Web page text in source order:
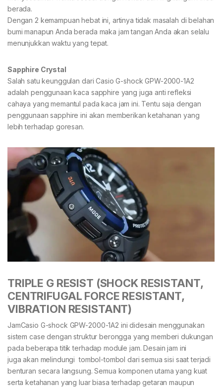
berada.
Dengan 2 kemampuan hebat ini, artinya tidak masalah di belahan
bumi manapun Anda berada maka jam tangan Anda akan selalu
menunjukkan waktu yang tepat.
Sapphire Crystal
Salah satu keunggulan dari Casio G-shock GPW-2000-1A2
adalah penggunaan kaca sapphire yang juga anti refleksi
cahaya yang memantul pada kaca jam ini. Tentu saja dengan
penggunaan sapphire ini akan memberikan ketahanan yang
lebih terhadap goresan.
TRIPLE G RESIST (SHOCK RESISTANT,
CENTRIFUGAL FORCE RESISTANT,
VIBRATION RESISTANT)
JamCasio G-shock GPW-2000-1A2 ini didesain menggunakan
sistem case dengan struktur berongga yang memberi dukungan
pada beberapa titik terhadap module jam. Desain jam ini
juga akan melindungi tombol-tombol dari semua sisi saat terjadi
benturan secara langsung. Semua komponen utama yang kuat
serta ketahanan yang luar biasa terhadap getaran maupun